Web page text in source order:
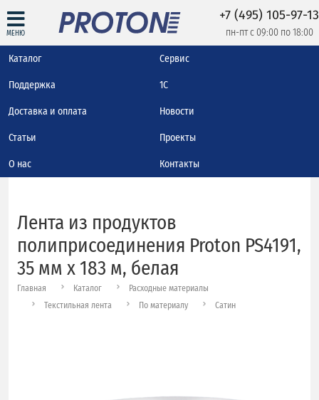
МЕНЮ
+7 (495) 105-97-13
пн-пт с 09:00 по 18:00
Каталог Сервис
Поддержка 1С
Доставка и оплата Новости
Статьи Проекты
О нас Контакты
Лента из продуктов
полиприсоединения Proton PS4191,
35 мм х 183 м, белая
Главная Каталог
Расходные материалы
Текстильная лента
По материалу Сатин